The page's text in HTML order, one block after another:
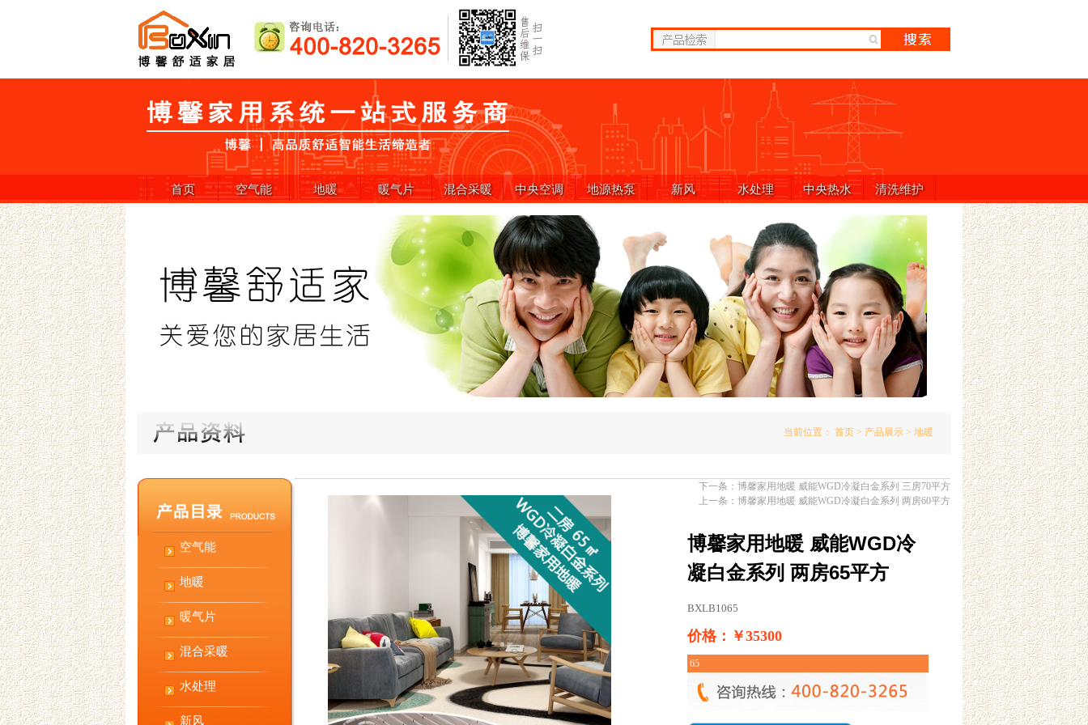
首页 空气能 地暖 暖气片 混合采暖 中央空调 地源热泵 新风 水处理 中央热水 清洗维护
当前位置： 首页 > 产品展示 > 地暖
空气能
地暖
暖气片
混合采暖
水处理
新风
下一条： 博馨家用地暖 威能WGD冷凝白金系列 三房70平方
上一条： 博馨家用地暖 威能WGD冷凝白金系列 两房60平方
博馨家用地暖 威能WGD冷
凝白金系列 两房65平方
BXLB1065
价格：￥35300
65